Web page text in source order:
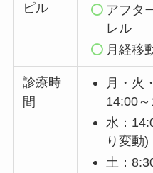
ピル
アフタ
レル
月経移
診療時
間
月・火
14:00
水：
り変動)
土：